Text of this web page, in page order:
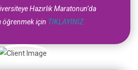
Hazırlık Maratonun’da
öğrenmek için TIKLAYINIZ.